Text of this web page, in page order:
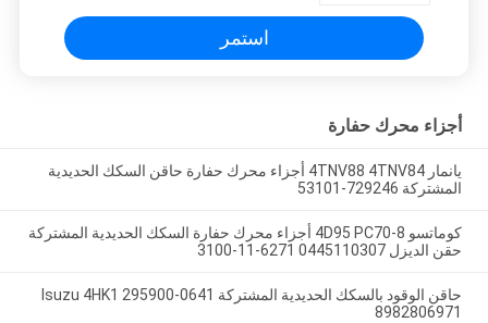
استمر
أجزاء محرك حفارة
يانمار 4TNV88 4TNV84 أجزاء محرك حفارة حاقن السكك الحديدية
المشتركة 729246-53101
كوماتسو 4D95 PC70-8 أجزاء محرك حفارة السكك الحديدية المشتركة
حقن الديزل 0445110307 6271-11-3100
حاقن الوقود بالسكك الحديدية المشتركة Isuzu 4HK1 295900-0641
8982806971